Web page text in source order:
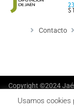
Contacto
Copyright ©2024
Usamos cookies